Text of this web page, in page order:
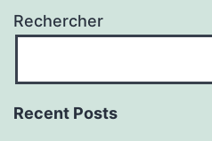
Rechercher
Recent Posts